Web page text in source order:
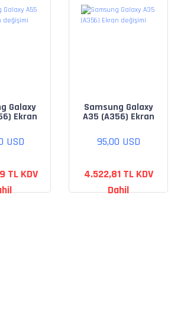
Galaxy
Ekran
USD
TL KDV
Samsung Galaxy
A35 (A356) Ekran
95,00 USD
4.522,81 TL KDV
Dahil